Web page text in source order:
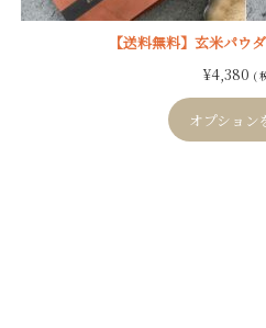
【送料無料】玄米パウ
¥4,380 (
オプション